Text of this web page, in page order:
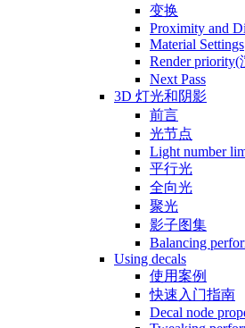
变换
Proximity and
Material Settings
Render
Next Pass
3D 灯光和阴影
前言
光节点
Light number
平行光
全向光
聚光
影子图集
Balancing
Using decals
使用案例
快速入门指南
Decal node